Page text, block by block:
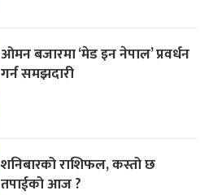
ओमन बजारमा ‘मेड इन नेपाल’ प्रवर्धन
गर्न समझदारी
शनिबारको राशिफल, कस्तो छ
तपाईको आज ?